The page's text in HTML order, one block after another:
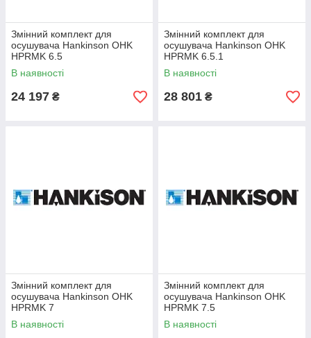
Змінний комплект для
осушувача Hankinson OHK
HPRMK 6.5
В наявності
24 197 ₴
Змінний комплект для
осушувача Hankinson OHK
HPRMK 6.5.1
В наявності
28 801 ₴
Змінний комплект для
осушувача Hankinson OHK
HPRMK 7
В наявності
Змінний комплект для
осушувача Hankinson OHK
HPRMK 7.5
В наявності